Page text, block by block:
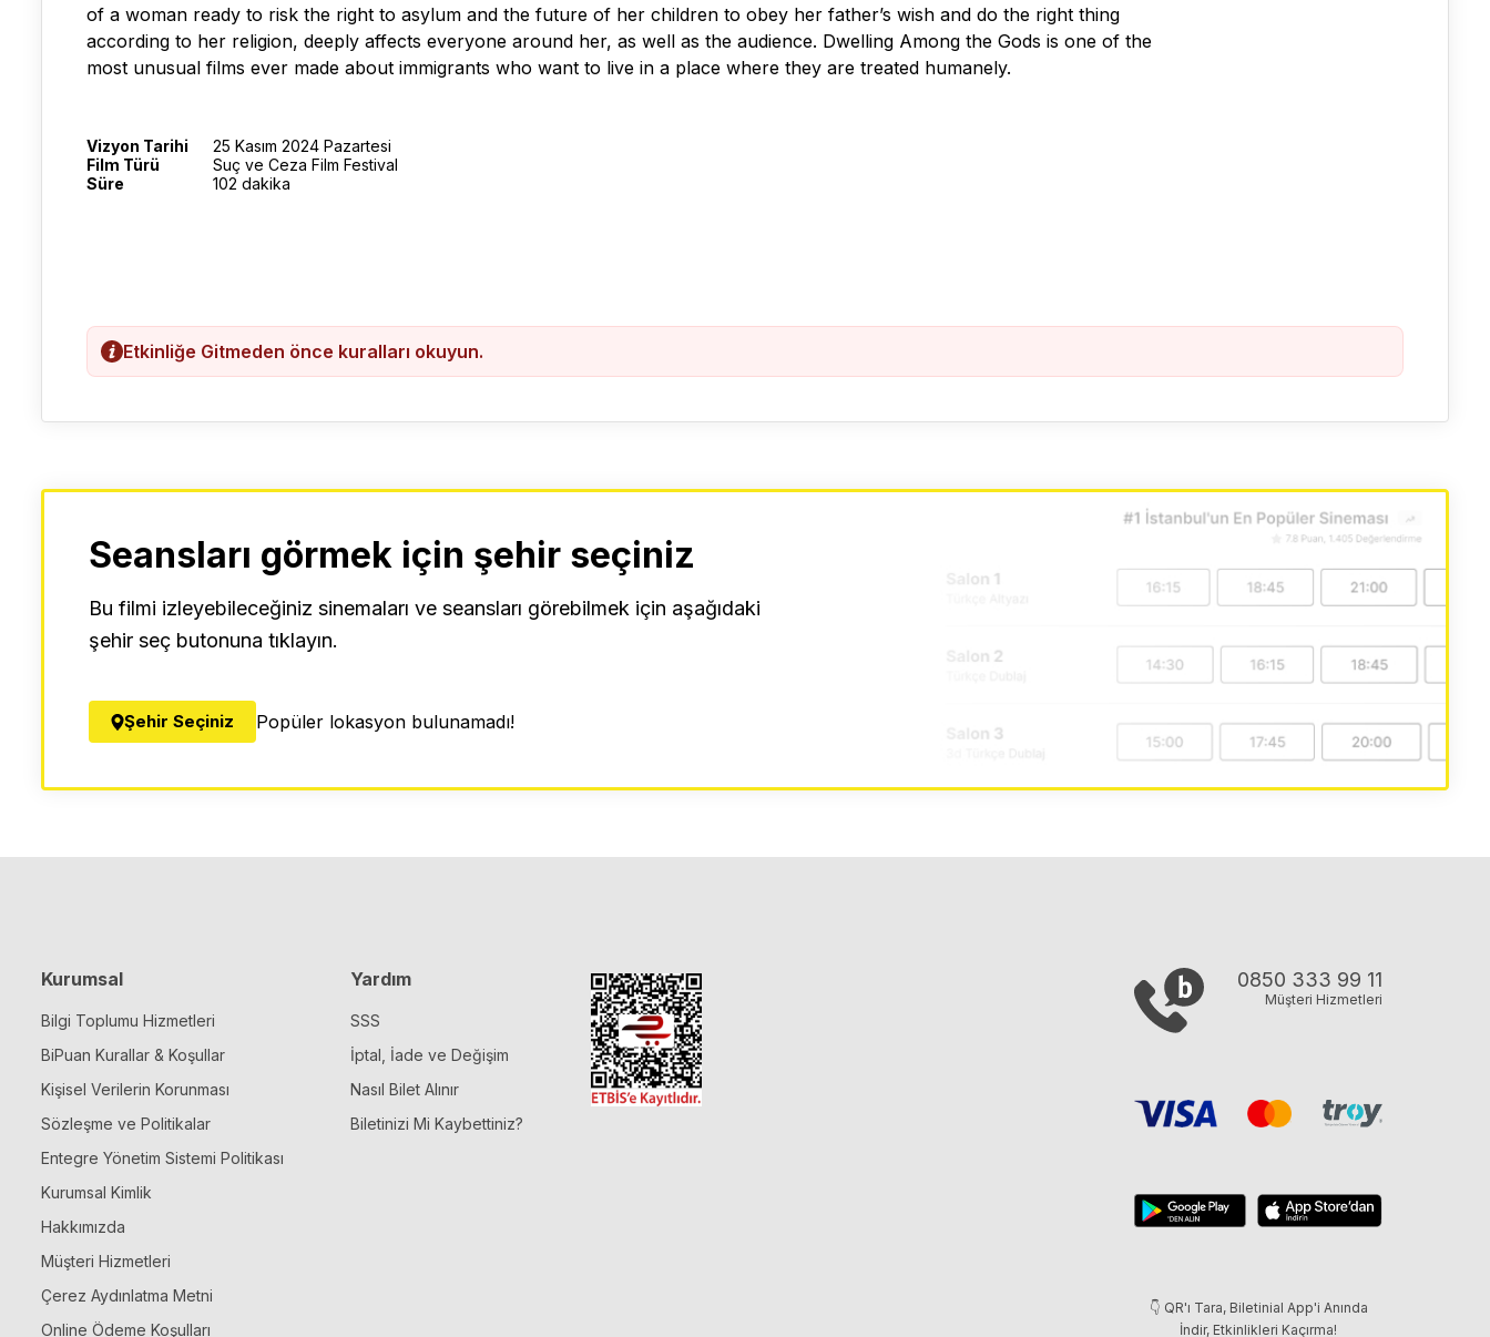
of a woman ready to risk the right to asylum and the future of her children to obey her father’s wish and do the right thing
according to her religion, deeply affects everyone around her, as well as the audience. Dwelling Among the Gods is one of the
most unusual films ever made about immigrants who want to live in a place where they are treated humanely.
Vizyon Tarihi
25 Kasım 2024 Pazartesi
Film Türü
Suç ve Ceza Film Festival
Süre
102 dakika
Etkinliğe Gitmeden önce kuralları okuyun.
Seansları görmek için şehir seçiniz
Bu filmi izleyebileceğiniz sinemaları ve seansları görebilmek için aşağıdaki
şehir seç butonuna tıklayın.
Şehir Seçiniz Popüler lokasyon bulunamadı!
Kurumsal
Bilgi Toplumu Hizmetleri
BiPuan Kurallar & Koşullar
Kişisel Verilerin Korunması
Sözleşme ve Politikalar
Entegre Yönetim Sistemi Politikası
Kurumsal Kimlik
Hakkımızda
Müşteri Hizmetleri
Çerez Aydınlatma Metni
Online Ödeme Koşulları
Yardım
SSS
İptal, İade ve Değişim
Nasıl Bilet Alınır
Biletinizi Mi Kaybettiniz?
0850 333 99 11
Müşteri Hizmetleri
👇 QR'ı Tara, Biletinial App'i Anında
İndir, Etkinlikleri Kaçırma!